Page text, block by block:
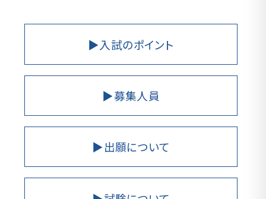
▶入試のポイント
▶募集人員
▶出願について